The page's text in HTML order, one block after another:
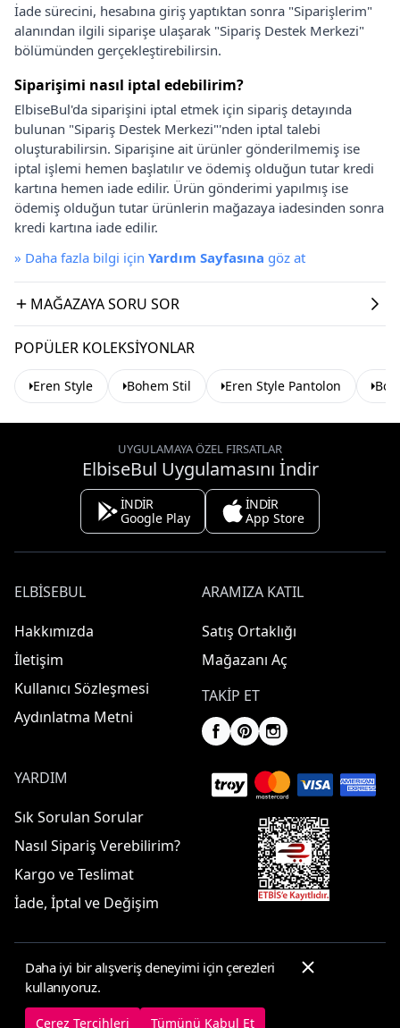
İade sürecini, hesabına giriş yaptıktan sonra "Siparişlerim"
alanından ilgili siparişe ulaşarak "Sipariş Destek Merkezi"
bölümünden gerçekleştirebilirsin.
Siparişimi nasıl iptal edebilirim?
ElbiseBul'da siparişini iptal etmek için sipariş detayında
bulunan "Sipariş Destek Merkezi"'nden iptal talebi
oluşturabilirsin. Siparişine ait ürünler gönderilmemiş ise
iptal işlemi hemen başlatılır ve ödemiş olduğun tutar kredi
kartına hemen iade edilir. Ürün gönderimi yapılmış ise
ödemiş olduğun tutar ürünlerin mağazaya iadesinden sonra
kredi kartına iade edilir.
» Daha fazla bilgi için Yardım Sayfasına göz at
MAĞAZAYA SORU SOR
POPÜLER KOLEKSIYONLAR
Eren Style Bohem Stil Eren Style Pantolon
UYGULAMAYA ÖZEL FIRSATLAR
ElbiseBul Uygulamasını İndir
İNDİR
Google Play
İNDİR
App Store
ELBISEBUL
Hakkımızda
İletişim
Kullanıcı Sözleşmesi
Aydınlatma Metni
ARAMIZA KATIL
Satış Ortaklığı
Mağazanı Aç
TAKIP ET
YARDIM
Sık Sorulan Sorular
Nasıl Sipariş Verebilirim?
Kargo ve Teslimat
İade, İptal ve Değişim
© 2025 ElbiseBul -
Çerez Tercihleri Çerez Politikası
Daha iyi bir alışveriş deneyimi için çerezleri
kullanıyoruz.
Çerez Tercihleri Tümünü Kabul Et